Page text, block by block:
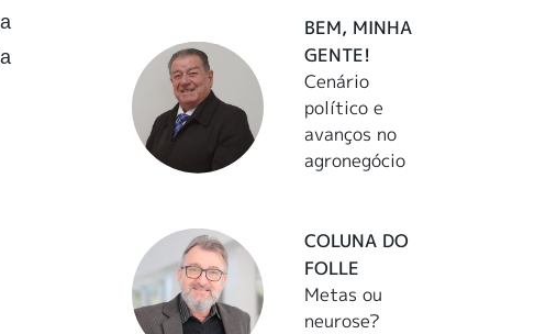
BEM, MINHA
GENTE!
Cenário
político e
avanços no
agronegócio
COLUNA DO
FOLLE
Metas ou
neurose?